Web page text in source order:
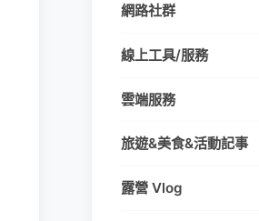
網路社群
線上工具/服務
雲端服務
旅遊&美食&活動記事
露營 Vlog